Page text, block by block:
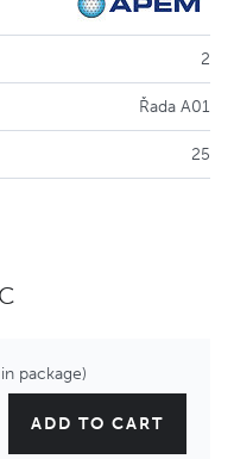
2
Řada A01
25
package)
ADD TO CART